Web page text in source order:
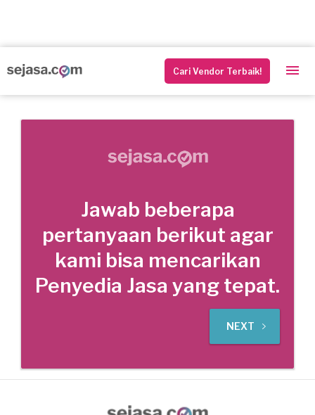
Cari Vendor Terbaik!
Jawab beberapa
pertanyaan berikut agar
kami bisa mencarikan
Penyedia Jasa yang tepat.
NEXT